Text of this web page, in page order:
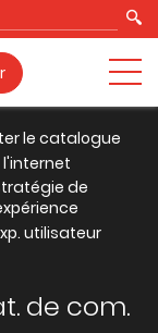
le catalogue
l'internet
de
utilisateur
de com.